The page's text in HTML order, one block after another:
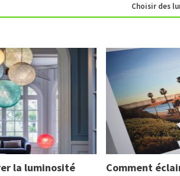
Choisir des
la luminosité
Comment